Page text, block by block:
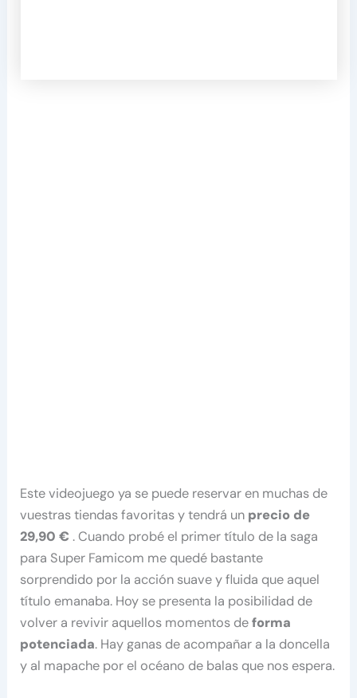
Este videojuego ya se puede reservar en muchas de
vuestras tiendas favoritas y tendrá un precio de
29,90 € . Cuando probé el primer título de la saga
para Super Famicom me quedé bastante
sorprendido por la acción suave y fluida que aquel
título emanaba. Hoy se presenta la posibilidad de
volver a revivir aquellos momentos deforma
potenciada. Hay ganas de acompañar a la doncella
y al mapache por el océano de balas que nos espera.